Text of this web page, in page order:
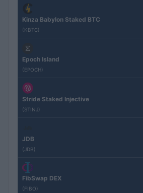
Kinza Babylon Staked BTC
(KBTC)
Epoch Island
(EPOCH)
Stride Staked Injective
(STINJ)
JDB
(JDB)
FibSwap DEX
(FIBO)